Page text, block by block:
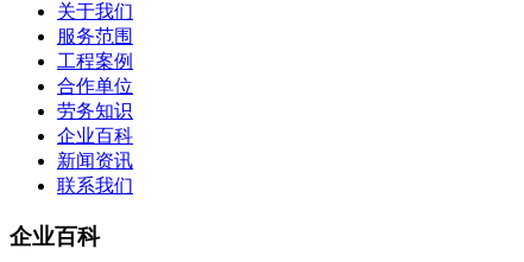
关于我们
服务范围
工程案例
合作单位
劳务知识
企业百科
新闻资讯
联系我们
企业百科